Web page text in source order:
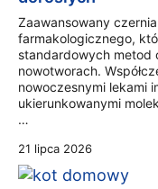
Zaawansowany
farmakologicznego,
standardowych metod
nowotworach.
nowoczesnymi lekami
ukierunkowanymi
…
21 lipca 2026